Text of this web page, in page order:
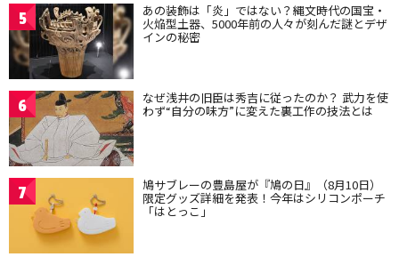
5 あの装飾は「炎」ではない？縄文時代の国宝・
火焔型土器、5000年前の人々が刻んだ謎とデザ
インの秘密
6 なぜ浅井の旧臣は秀吉に従ったのか？ 武力を使
わず“自分の味方”に変えた裏工作の技法とは
7 鳩サブレーの豊島屋が『鳩の日』（8月10日）
限定グッズ詳細を発表！今年はシリコンポーチ
「はとっこ」